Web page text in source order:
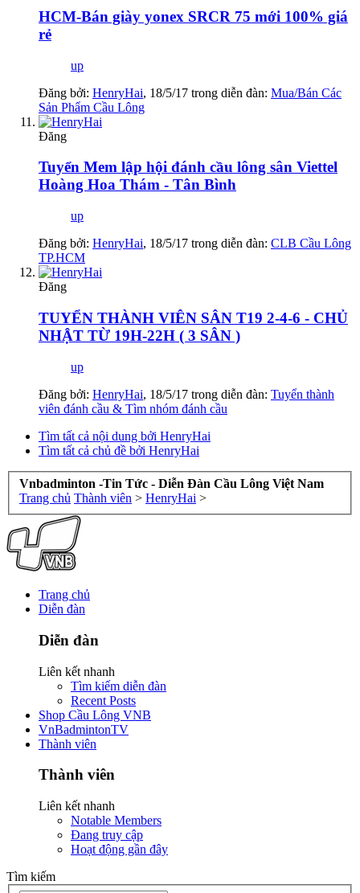
HCM-Bán giày yonex SRCR 75 mới 100% giá
rẻ
up
Đăng bởi: HenryHai, 18/5/17 trong diễn đàn: Mua/Bán Các
Sản Phẩm Cầu Lông
Đăng
Tuyển Mem lập hội đánh cầu lông sân Viettel
Hoàng Hoa Thám - Tân Bình
up
Đăng bởi: HenryHai, 18/5/17 trong diễn đàn: CLB Cầu Lông
TP.HCM
Đăng
TUYỂN THÀNH VIÊN SÂN T19 2-4-6 - CHỦ
NHẬT TỪ 19H-22H ( 3 SÂN )
up
Đăng bởi: HenryHai, 18/5/17 trong diễn đàn: Tuyển thành
viên đánh cầu & Tìm nhóm đánh cầu
Tìm tất cả nội dung bởi HenryHai
Tìm tất cả chủ đề bởi HenryHai
Vnbadminton -Tin Tức - Diễn Đàn Cầu Lông Việt Nam
Trang chủ Thành viên > HenryHai >
Trang chủ
Diễn đàn
Diễn đàn
Liên kết nhanh
Tìm kiếm diễn đàn
Recent Posts
Shop Cầu Lông VNB
VnBadmintonTV
Thành viên
Thành viên
Liên kết nhanh
Notable Members
Đang truy cập
Hoạt động gần đây
Tìm kiếm